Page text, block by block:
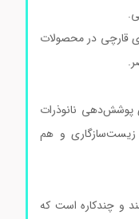
در محصولات
نانوذرات
و هم
چندکاره است که